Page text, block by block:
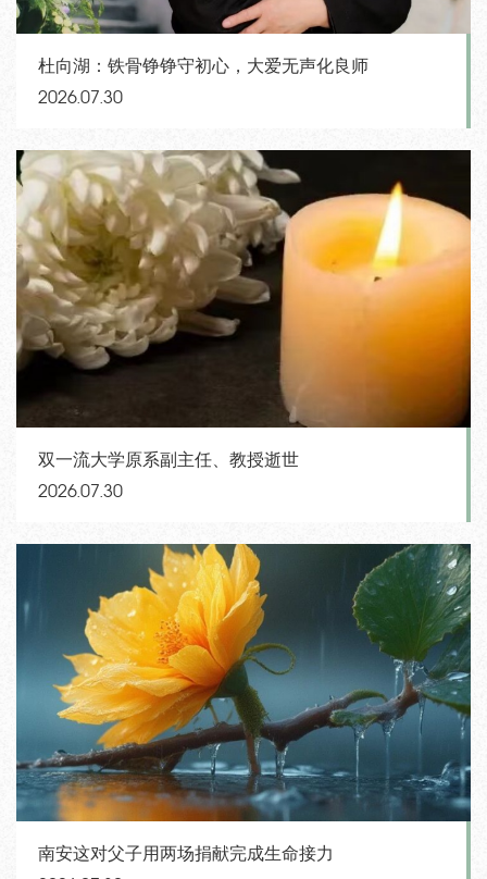
杜向湖：铁骨铮铮守初心，大爱无声化良师
2026.07.30
双一流大学原系副主任、教授逝世
2026.07.30
南安这对父子用两场捐献完成生命接力